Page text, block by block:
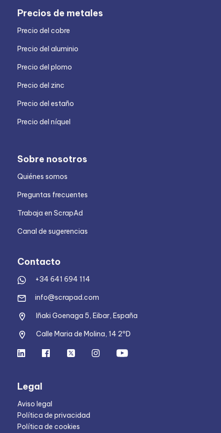
Precios de metales
Precio del cobre
Precio del aluminio
Precio del plomo
Precio del zinc
Precio del estaño
Precio del níquel
Sobre nosotros
Quiénes somos
Preguntas frecuentes
Trabaja en ScrapAd
Canal de sugerencias
Contacto
+34 641 694 114
info@scrapad.com
Iñaki Goenaga 5, Eibar, España
Calle Maria de Molina, 14 2ºD
Legal
Aviso legal
Política de privacidad
Política de cookies